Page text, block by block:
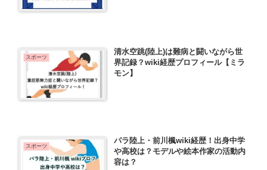
スポーツ
清水空跳(陸上)は難病と闘いながら世
界記録？wiki経歴プロフィール【ミラ
モン】
スポーツ
パラ陸上・前川楓wiki経歴！出身中学
や高校は？モデルや絵本作家の活動内
容は？